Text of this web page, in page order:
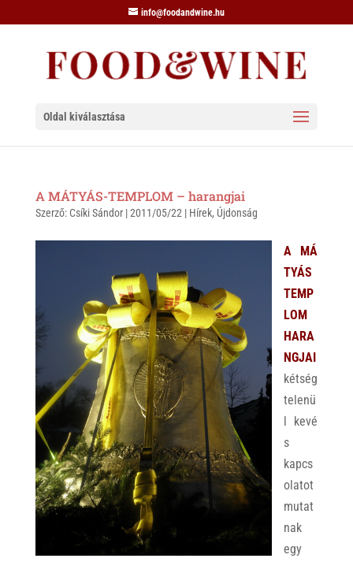
info@foodandwine.hu
Oldal kiválasztása
A MÁTYÁS-TEMPLOM – harangjai
Szerző: Csíki Sándor|2011/05/22 | Hírek, Újdonság
A MÁ
TYÁS
TEMP
LOM
HARA
NGJAI
kétség
telenü
l kevé
s
kapcs
olatot
mutat
nak
egy